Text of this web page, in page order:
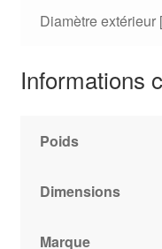
Diamètre extérieur
Informations
Poids
Dimensions
Marque